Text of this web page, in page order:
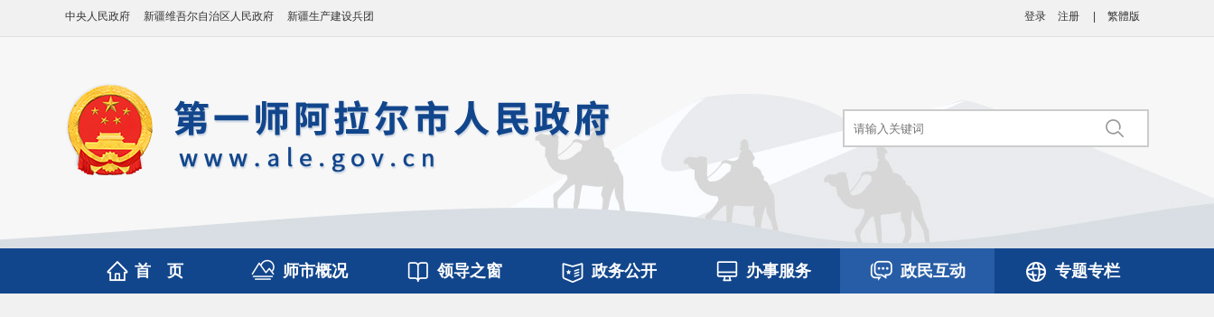
登录 注册 繁體版
中央人民政府 新疆维吾尔自治区人民政府 新疆生产建设兵团
首 页 师市概况 领导之窗 政务公开 办事服务 政民互动 专题专栏